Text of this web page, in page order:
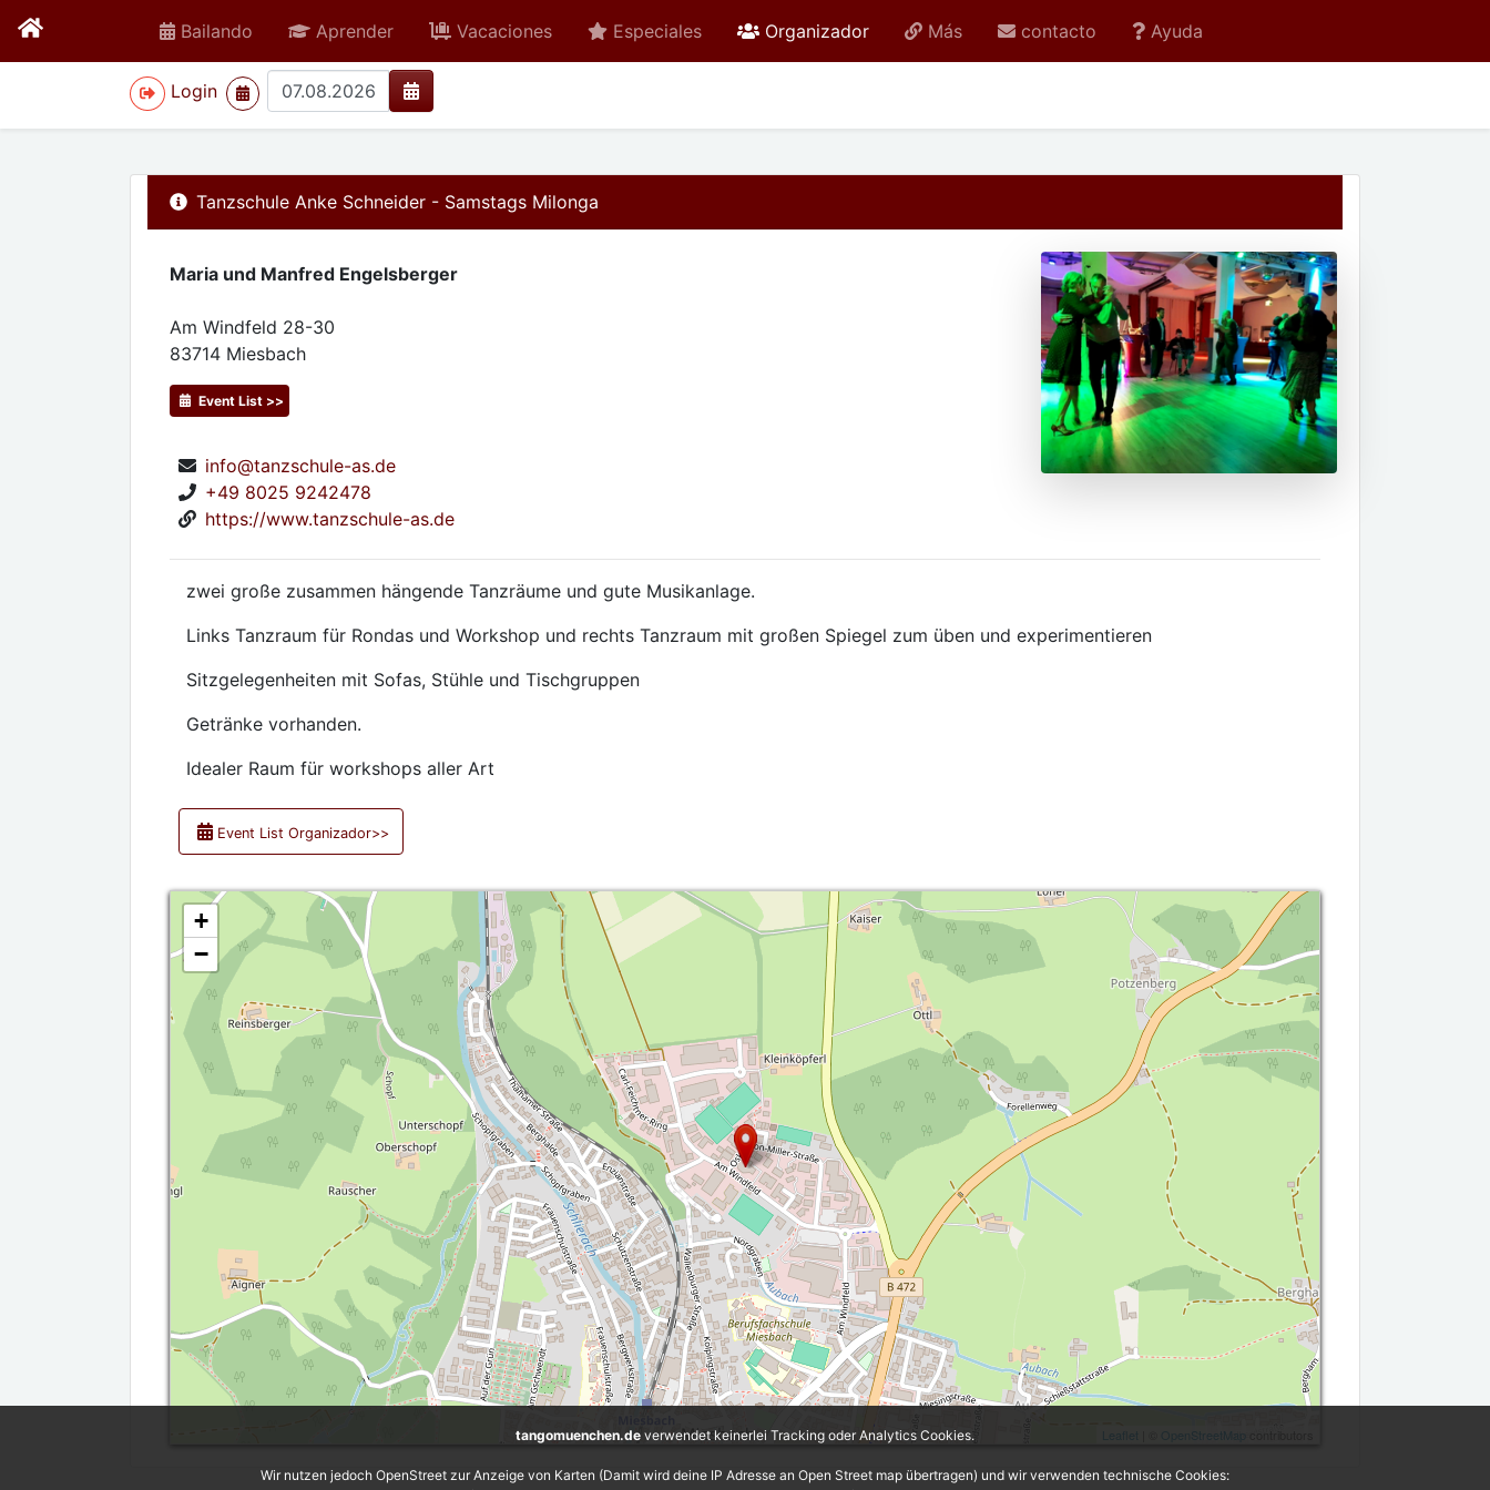
Bailando Aprender Vacaciones Especiales Organizadoractive Más contacto Ayuda
Login
>
Tanzschule Anke Schneider - Samstags Milonga
Maria und Manfred Engelsberger
Am Windfeld 28-30
83714 Miesbach
Event List >>
info@tanzschule-as.de
+49 8025 9242478
https://www.tanzschule-as.de
zwei große zusammen hängende Tanzräume und gute Musikanlage.
Links Tanzraum für Rondas und Workshop und rechts Tanzraum mit großen Spiegel zum üben und experimentieren
Sitzgelegenheiten mit Sofas, Stühle und Tischgruppen
Getränke vorhanden.
Idealer Raum für workshops aller Art
Event List Organizador>>
+
−
Leaflet OpenStreetMap
tangomuenchen.de verwendet keinerlei Tracking oder Analytics Cookies.
Wir nutzen jedoch OpenStreet zur Anzeige von Karten (Damit wird deine IP Adresse an Open Street map übertragen) und wir verwenden technische Cookies: